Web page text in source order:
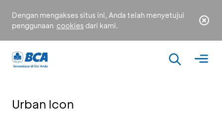
Dengan mengakses situs ini, Anda telah menyetujui
penggunaan cookies dari kami.
Urban Icon